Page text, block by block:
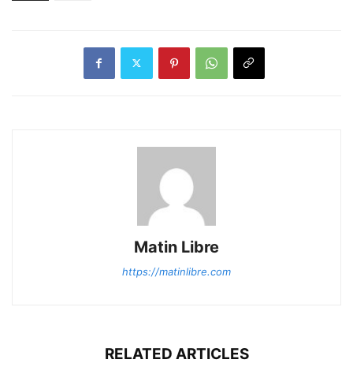
Matin Libre
https://matinlibre.com
RELATED ARTICLES